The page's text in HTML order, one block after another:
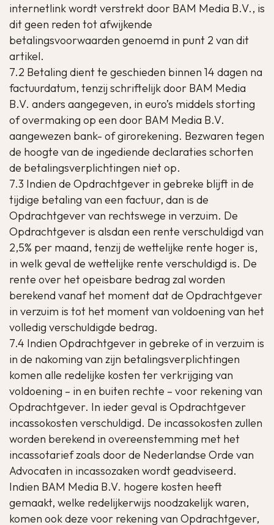
internetlink wordt verstrekt door BAM Media B.V., is
dit geen reden tot afwijkende
betalingsvoorwaarden genoemd in punt 2 van dit
artikel.
7.2 Betaling dient te geschieden binnen 14 dagen na
factuurdatum, tenzij schriftelijk door BAM Media
B.V. anders aangegeven, in euro’s middels storting
of overmaking op een door BAM Media B.V.
aangewezen bank- of girorekening. Bezwaren tegen
de hoogte van de ingediende declaraties schorten
de betalingsverplichtingen niet op.
7.3 Indien de Opdrachtgever in gebreke blijft in de
tijdige betaling van een factuur, dan is de
Opdrachtgever van rechtswege in verzuim. De
Opdrachtgever is alsdan een rente verschuldigd van
2,5% per maand, tenzij de wettelijke rente hoger is,
in welk geval de wettelijke rente verschuldigd is. De
rente over het opeisbare bedrag zal worden
berekend vanaf het moment dat de Opdrachtgever
in verzuim is tot het moment van voldoening van het
volledig verschuldigde bedrag.
7.4 Indien Opdrachtgever in gebreke of in verzuim is
in de nakoming van zijn betalingsverplichtingen
komen alle redelijke kosten ter verkrijging van
voldoening – in en buiten rechte – voor rekening van
Opdrachtgever. In ieder geval is Opdrachtgever
incassokosten verschuldigd. De incassokosten zullen
worden berekend in overeenstemming met het
incassotarief zoals door de Nederlandse Orde van
Advocaten in incassozaken wordt geadviseerd.
Indien BAM Media B.V. hogere kosten heeft
gemaakt, welke redelijkerwijs noodzakelijk waren,
komen ook deze voor rekening van Opdrachtgever,